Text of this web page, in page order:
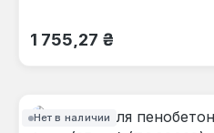
Обычная цена:
1 755,27 ₴
Нет в наличии